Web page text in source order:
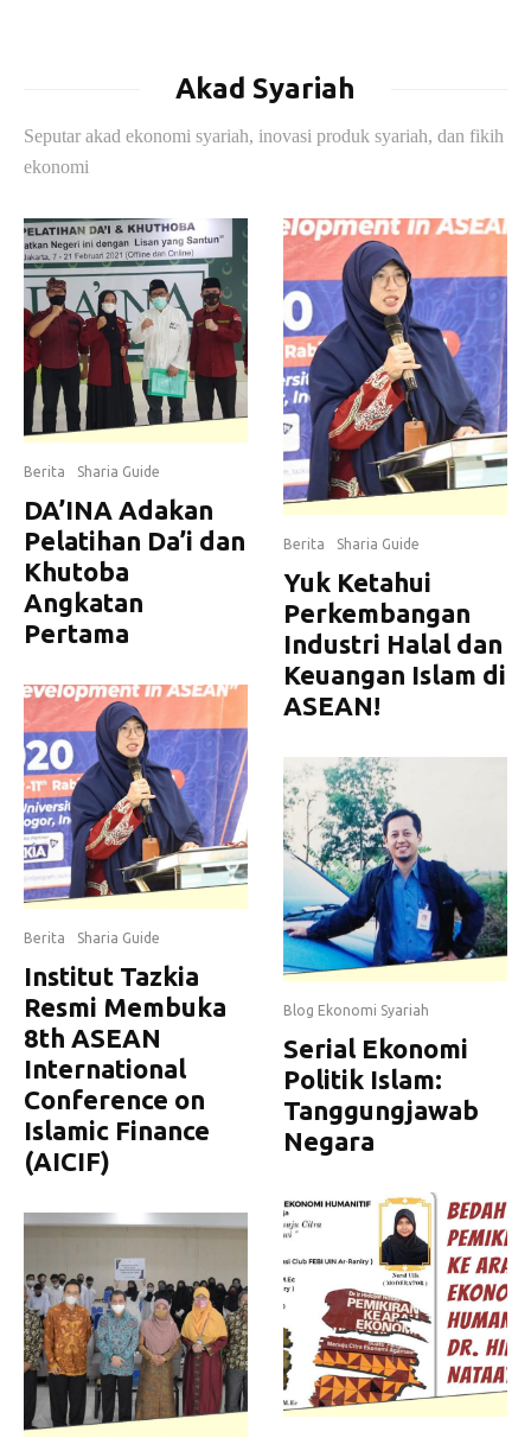
Akad Syariah
Seputar akad ekonomi syariah, inovasi produk syariah, dan fikih
ekonomi
Berita Sharia Guide
DA’INA Adakan
Pelatihan Da’i dan
Khutoba
Angkatan
Pertama
Berita Sharia Guide
Institut Tazkia
Resmi Membuka
8th ASEAN
International
Conference on
Islamic Finance
(AICIF)
Berita Sharia Guide
Yuk Ketahui
Perkembangan
Industri Halal dan
Keuangan Islam di
ASEAN!
Blog Ekonomi Syariah
Serial Ekonomi
Politik Islam:
Tanggungjawab
Negara